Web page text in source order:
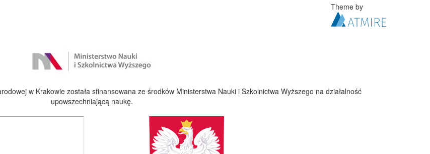
Theme by
w Krakowie została sfinansowana ze środków Ministerstwa Nauki i Szkolnictwa Wyższego na działalność
upowszechniającą naukę.